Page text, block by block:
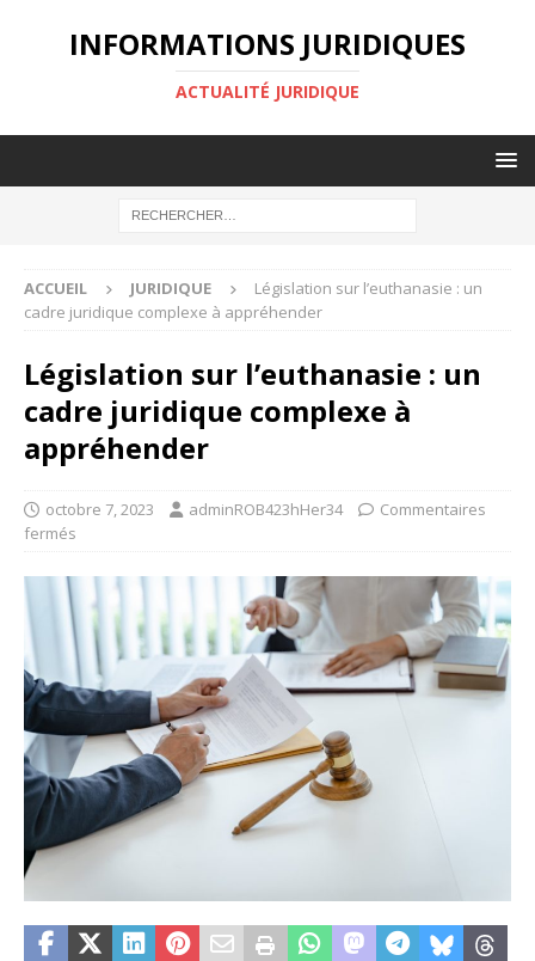
INFORMATIONS JURIDIQUES
ACTUALITÉ JURIDIQUE
ACCUEIL JURIDIQUE
Législation sur l’euthanasie : un
cadre juridique complexe à appréhender
Législation sur l’euthanasie : un
cadre juridique complexe à
appréhender
octobre 7, 2023 adminROB423hHer34
Commentaires
fermés